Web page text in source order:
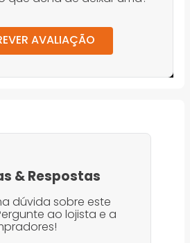
AVALIAÇÃO
&Respostas
dúvida sobre este
ao lojista e a